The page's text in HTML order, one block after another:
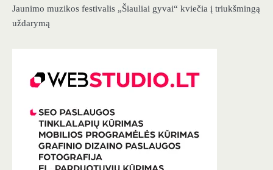
Jaunimo muzikos festivalis „Šiauliai gyvai“ kviečia į triukšmingą
uždarymą